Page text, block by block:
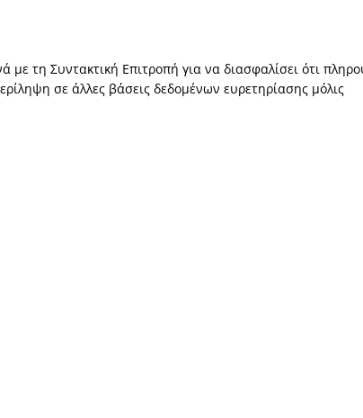
τη Συντακτική Επιτροπή για να διασφαλίσει ότι
σε άλλες βάσεις δεδομένων ευρετηρίασης μόλις